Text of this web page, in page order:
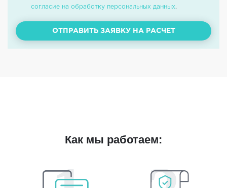
согласие на обработку персональных данных.
ОТПРАВИТЬ ЗАЯВКУ НА РАСЧЕТ
Как мы работаем: